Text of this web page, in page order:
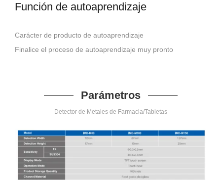
Función de autoaprendizaje
Carácter de producto de autoaprendizaje
Finalice el proceso de autoaprendizaje muy pronto
Parámetros
Detector de Metales de Farmacia/Tabletas